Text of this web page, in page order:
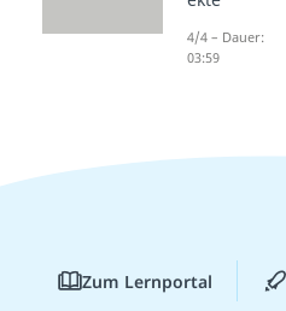
4/4 – Dauer:
03:59
Zum Lernportal